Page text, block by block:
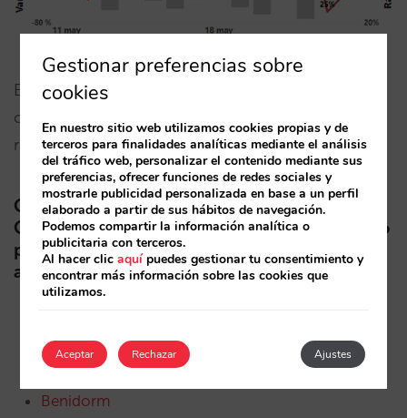
El último cuatrimestre, sin embargo, sigue
claramente por debajo del año pasado y mantiene
ratio de cancelación moderado.
Gráficas de Pickup y
Cancelaciones realizadas el 23 y 24 de mayo
por mes de estancia de otras plazas
analizadas:
Barcelona
Benidorm
Gestionar preferencias sobre
cookies
En nuestro sitio web utilizamos cookies propias y de
terceros para finalidades analíticas mediante el análisis
del tráfico web, personalizar el contenido mediante sus
preferencias, ofrecer funciones de redes sociales y
mostrarle publicidad personalizada en base a un perfil
elaborado a partir de sus hábitos de navegación.
Podemos compartir la información analítica o
publicitaria con terceros.
Al hacer clicaquípuedes gestionar tu consentimiento y
encontrar más información sobre las cookies que
utilizamos.
Aceptar Ajustes
Rechazar